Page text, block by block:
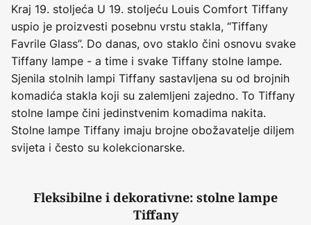
Kraj 19. stoljeća U 19. stoljeću Louis Comfort Tiffany
uspio je proizvesti posebnu vrstu stakla, “Tiffany
Favrile Glass”. Do danas, ovo staklo čini osnovu svake
Tiffany lampe - a time i svake Tiffany stolne lampe.
Sjenila stolnih lampi Tiffany sastavljena su od brojnih
komadića stakla koji su zalemljeni zajedno. To Tiffany
stolne lampe čini jedinstvenim komadima nakita.
Stolne lampe Tiffany imaju brojne obožavatelje diljem
svijeta i često su kolekcionarske.
Fleksibilne i dekorativne: stolne lampe
Tiffany